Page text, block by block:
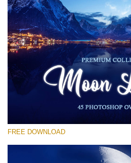
選んでくだ
Free Moon Overlay #28
Small 800*533px
(45 Overlays)
4 Seasons (411 Overlays)
FREE DOWNLOAD